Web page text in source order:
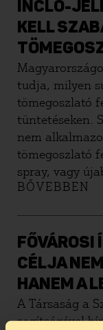
jelentős
gyülekezési
lehetőségét,
évek óta
INCLO-
KELL
tudja, milyen
tömegoszlató
tüntetéseken.
nem
tömegoszlató
spray, vagy
bármikor
jogi károkat
fegyverekről
Lethal in
Weapons
a Physicians
BŐVEBBEN
FŐVÁROSI
CÉLJA
HANEM A
A Társaság a
segítségével